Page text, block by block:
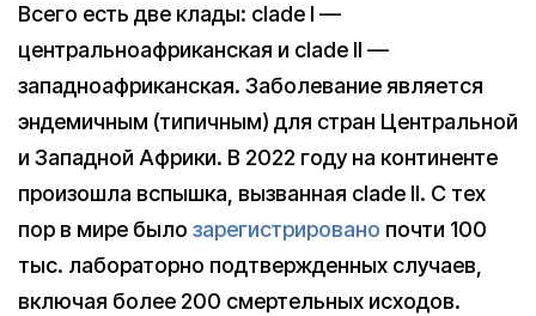
Всего есть две клады: clade I —
центральноафриканская и clade II —
западноафриканская. Заболевание является
эндемичным (типичным) для стран Центральной
и Западной Африки. В 2022 году на континенте
произошла вспышка, вызванная clade II. С тех
пор в мире было зарегистрировано почти 100
тыс. лабораторно подтвержденных случаев,
включая более 200 смертельных исходов.